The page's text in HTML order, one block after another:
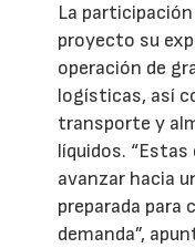
La
proyecto su
operación de
logísticas, así
transporte y
líquidos.
avanzar hacia
preparada para
demanda”,